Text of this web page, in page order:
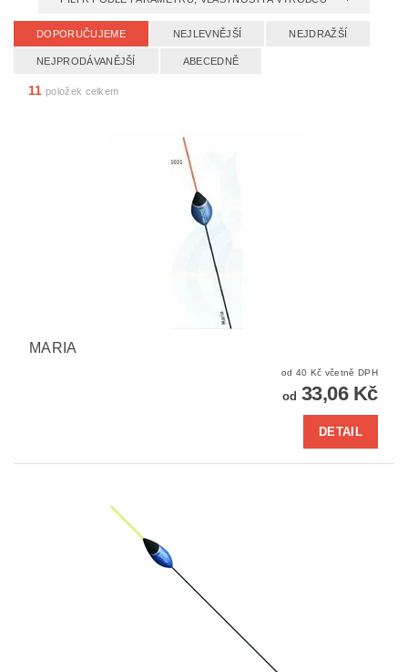
DOPORUČUJEME NEJLEVNĚJŠÍ NEJDRAŽŠÍ
NEJPRODÁVANĚJŠÍ ABECEDNĚ
11 položek celkem
MARIA
od 40 Kč včetně DPH
od 33,06 Kč
DETAIL